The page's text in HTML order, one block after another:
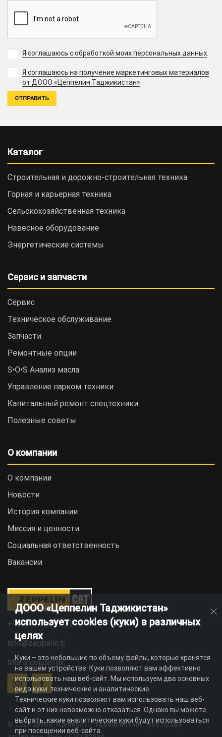
Я соглашаюсь с обработкой моих персональных данных.
Я соглашаюсь на получение маркетинговых материалов
от ДООО «Цеппелин Таджикистан».
Каталог
Строительная и дорожно-cтроительная техника
Горная и карьерная техника
Сельскохозяйственная техника
Навесное оборудование
Энергетические системы
Сервис и запчасти
Сервис
Техническое обслуживание
Запчасти
Ремонтные опции
S•O•S Анализ масла
Управление парком техники
Капитальный ремонт спецтехники
Полезные советы
О компании
О компании
Новости
История компании
Миссия и ценности
Социальная ответственность
Вакансии
+992 44 625 11 22
info@zeppelin.tj
Мы в соцсетях:
© 2026 ДООО «Цеппелин Таджикистан». Все права
ДООО «Цеппелин Таджикистан»
использует cookies (куки) в различных
целях
Куки – это небольшие по объему файлы, которые хранятся
на вашем устройстве. Куки позволяют вам эффективно
использовать наш веб-сайт. Мы используем два основных
вида куки: технические и аналитические.
Технические куки позволяют вам использовать наш веб-
сайт и от них невозможно отказаться. Однако вы можете
выбрать, какие аналитические куки будут использоваться
при посещении веб-сайта.